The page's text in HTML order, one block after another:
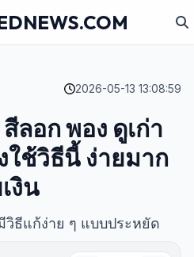
2026-05-13 13:08:59
ลอก พอง ดูเก่า
ใช้วิธีนี้ ง่ายมาก
งิน
วิธีแก้ง่าย ๆ แบบประหยัด